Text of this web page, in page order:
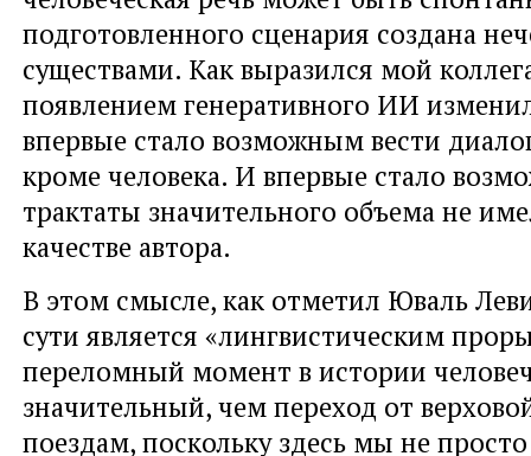
подготовленного сценария создана
существами. Как выразился мой
появлением генеративного ИИ
впервые стало возможным вести
кроме человека. И впервые стало
трактаты значительного объема не
качестве автора.
В этом смысле, как отметил Юваль
сути является «лингвистическим
переломный момент в истории
значительный, чем переход от
поездам, поскольку здесь мы не